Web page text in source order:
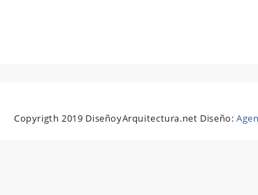
Copyrigth 2019 DiseñoyArquitectura.net Diseño: